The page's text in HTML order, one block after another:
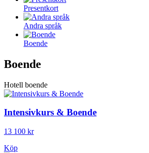
Presentkort
Andra språk
Boende
Boende
Hotell boende
Intensivkurs & Boende
13 100 kr
Köp